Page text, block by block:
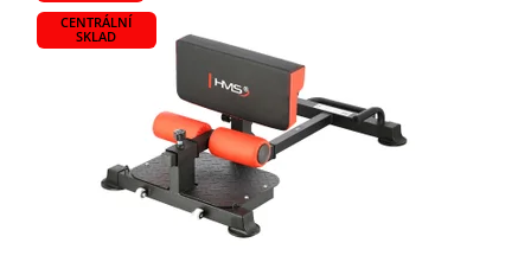
Abecedne
CENTRÁLNÍ
SKLAD